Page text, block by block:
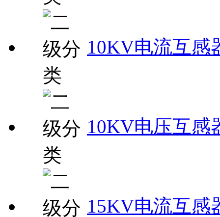
10KV电流互感
10KV电压互感
15KV电流互感